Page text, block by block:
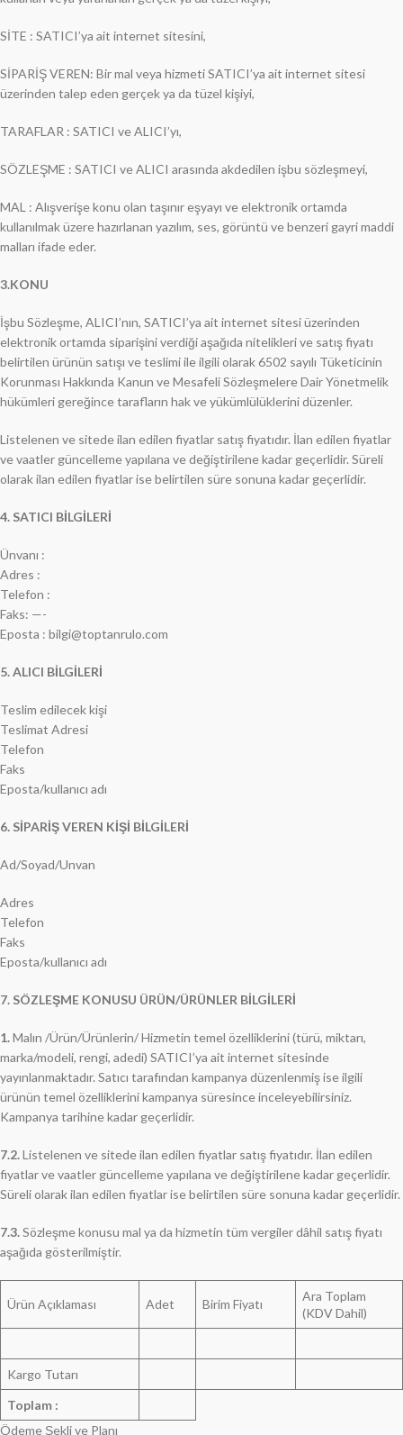
SİTE : SATICI’ya ait internet sitesini,
SİPARİŞ VEREN: Bir mal veya hizmeti SATICI’ya ait internet sitesi
üzerinden talep eden gerçek ya da tüzel kişiyi,
TARAFLAR : SATICI ve ALICI’yı,
SÖZLEŞME : SATICI ve ALICI arasında akdedilen işbu sözleşmeyi,
MAL : Alışverişe konu olan taşınır eşyayı ve elektronik ortamda
kullanılmak üzere hazırlanan yazılım, ses, görüntü ve benzeri gayri maddi
malları ifade eder.
3.KONU
İşbu Sözleşme, ALICI’nın, SATICI’ya ait internet sitesi üzerinden
elektronik ortamda siparişini verdiği aşağıda nitelikleri ve satış fiyatı
belirtilen ürünün satışı ve teslimi ile ilgili olarak 6502 sayılı Tüketicinin
Korunması Hakkında Kanun ve Mesafeli Sözleşmelere Dair Yönetmelik
hükümleri gereğince tarafların hak ve yükümlülüklerini düzenler.
Listelenen ve sitede ilan edilen fiyatlar satış fiyatıdır. İlan edilen fiyatlar
ve vaatler güncelleme yapılana ve değiştirilene kadar geçerlidir. Süreli
olarak ilan edilen fiyatlar ise belirtilen süre sonuna kadar geçerlidir.
4. SATICI BİLGİLERİ
Ünvanı :
Adres :
Telefon :
Faks: —-
Eposta : bilgi@toptanrulo.com
5. ALICI BİLGİLERİ
Teslim edilecek kişi
Teslimat Adresi
Telefon
Faks
Eposta/kullanıcı adı
6. SİPARİŞ VEREN KİŞİ BİLGİLERİ
Ad/Soyad/Unvan
Adres
Telefon
Faks
Eposta/kullanıcı adı
7. SÖZLEŞME KONUSU ÜRÜN/ÜRÜNLER BİLGİLERİ
1.Malın /Ürün/Ürünlerin/ Hizmetin temel özelliklerini (türü, miktarı,
marka/modeli, rengi, adedi) SATICI’ya ait internet sitesinde
yayınlanmaktadır. Satıcı tarafından kampanya düzenlenmiş ise ilgili
ürünün temel özelliklerini kampanya süresince inceleyebilirsiniz.
Kampanya tarihine kadar geçerlidir.
7.2.Listelenen ve sitede ilan edilen fiyatlar satış fiyatıdır. İlan edilen
fiyatlar ve vaatler güncelleme yapılana ve değiştirilene kadar geçerlidir.
Süreli olarak ilan edilen fiyatlar ise belirtilen süre sonuna kadar geçerlidir.
7.3.Sözleşme konusu mal ya da hizmetin tüm vergiler dâhil satış fiyatı
aşağıda gösterilmiştir.
Ürün Açıklaması Adet Birim Fiyatı
Ara Toplam
(KDV Dahil)
Kargo Tutarı
Toplam :
Ödeme Şekli ve Planı